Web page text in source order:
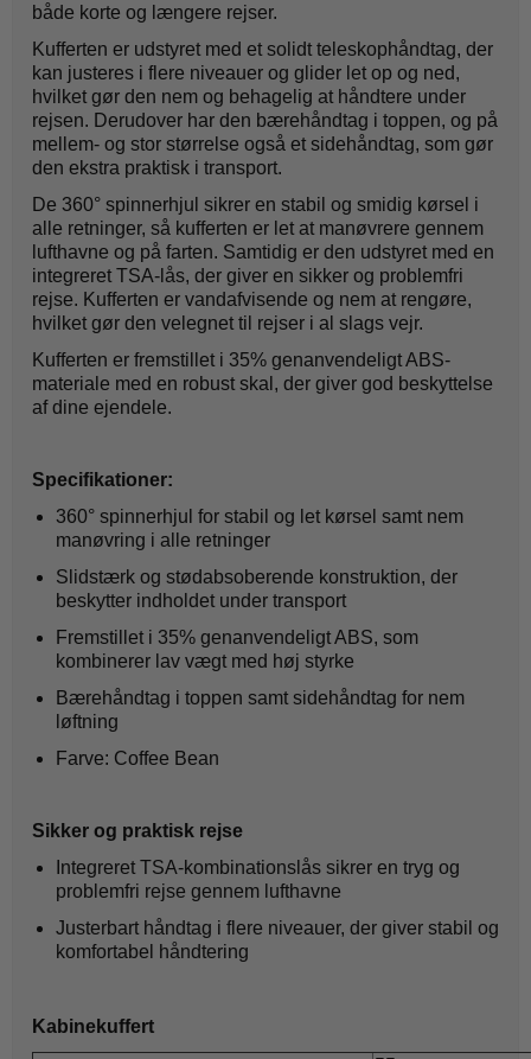
både korte og længere rejser.
Kufferten er udstyret med et solidt teleskophåndtag, der
kan justeres i flere niveauer og glider let op og ned,
hvilket gør den nem og behagelig at håndtere under
rejsen. Derudover har den bærehåndtag i toppen, og på
mellem- og stor størrelse også et sidehåndtag, som gør
den ekstra praktisk i transport.
De 360° spinnerhjul sikrer en stabil og smidig kørsel i
alle retninger, så kufferten er let at manøvrere gennem
lufthavne og på farten. Samtidig er den udstyret med en
integreret TSA-lås, der giver en sikker og problemfri
rejse. Kufferten er vandafvisende og nem at rengøre,
hvilket gør den velegnet til rejser i al slags vejr.
Kufferten er fremstillet i 35% genanvendeligt ABS-
materiale med en robust skal, der giver god beskyttelse
af dine ejendele.
Specifikationer:
360° spinnerhjul for stabil og let kørsel samt nem
manøvring i alle retninger
Slidstærk og stødabsoberende konstruktion, der
beskytter indholdet under transport
Fremstillet i 35% genanvendeligt ABS, som
kombinerer lav vægt med høj styrke
Bærehåndtag i toppen samt sidehåndtag for nem
løftning
Farve: Coffee Bean
Sikker og praktisk rejse
Integreret TSA-kombinationslås sikrer en tryg og
problemfri rejse gennem lufthavne
Justerbart håndtag i flere niveauer, der giver stabil og
komfortabel håndtering
Kabinekuffert